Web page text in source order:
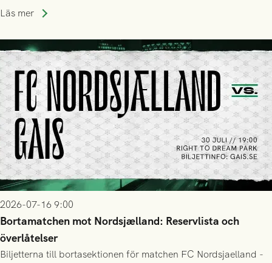
Läs mer
2026-07-16 9:00
Bortamatchen mot Nordsjælland: Reservlista och
överlåtelser
Biljetterna till bortasektionen för matchen FC Nordsjaelland -